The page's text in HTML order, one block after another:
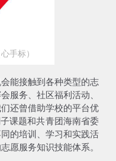
手标）
能接触到各种类型的志
服务、社区福利活动、
们还曾借助学校的平台优
课题和共青团海南省委
的培训、学习和实践活
愿服务知识技能体系。